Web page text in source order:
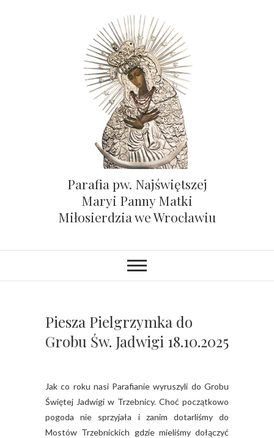
Parafia pw. Najświętszej
Maryi Panny Matki
Miłosierdzia we Wrocławiu
Piesza Pielgrzymka do
Grobu Św. Jadwigi 18.10.2025
Jak co roku nasi Parafianie wyruszyli do Grobu
Świętej Jadwigi w Trzebnicy. Choć początkowo
pogoda nie sprzyjała i zanim dotarliśmy do
Mostów Trzebnickich gdzie mieliśmy dołączyć